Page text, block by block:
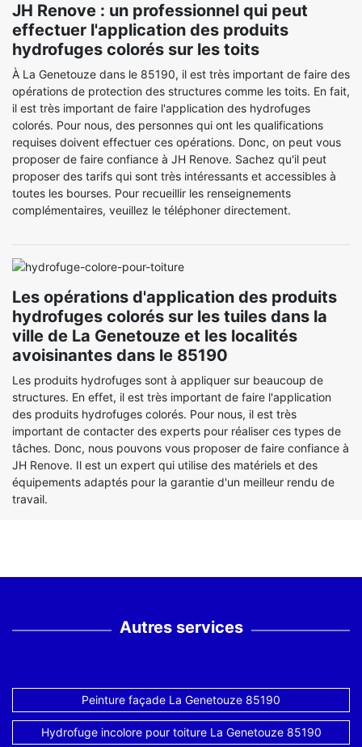
JH Renove : un professionnel qui peut
effectuer l'application des produits
hydrofuges colorés sur les toits
À La Genetouze dans le 85190, il est très important de faire des
opérations de protection des structures comme les toits. En fait,
il est très important de faire l'application des hydrofuges
colorés. Pour nous, des personnes qui ont les qualifications
requises doivent effectuer ces opérations. Donc, on peut vous
proposer de faire confiance à JH Renove. Sachez qu'il peut
proposer des tarifs qui sont très intéressants et accessibles à
toutes les bourses. Pour recueillir les renseignements
complémentaires, veuillez le téléphoner directement.
Les opérations d'application des produits
hydrofuges colorés sur les tuiles dans la
ville de La Genetouze et les localités
avoisinantes dans le 85190
Les produits hydrofuges sont à appliquer sur beaucoup de
structures. En effet, il est très important de faire l'application
des produits hydrofuges colorés. Pour nous, il est très
important de contacter des experts pour réaliser ces types de
tâches. Donc, nous pouvons vous proposer de faire confiance à
JH Renove. Il est un expert qui utilise des matériels et des
équipements adaptés pour la garantie d'un meilleur rendu de
travail.
Autres services
Peinture façade La Genetouze 85190
Hydrofuge incolore pour toiture La Genetouze 85190